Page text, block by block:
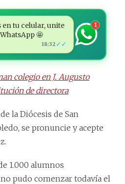
en tu celular, unite
🤩
18:32 ✓✓
1
colegio en J. Augusto
de directora
la Diócesis de San
se pronuncie y acepte
1.000 alumnos
pudo comenzar todavía el